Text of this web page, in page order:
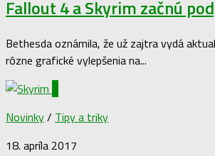
Fallout 4 a Skyrim začnú
Bethesda oznámila, že už zajtra vydá
rôzne grafické vylepšenia na...
Novinky/ Tipy a triky
18. apríla 2017